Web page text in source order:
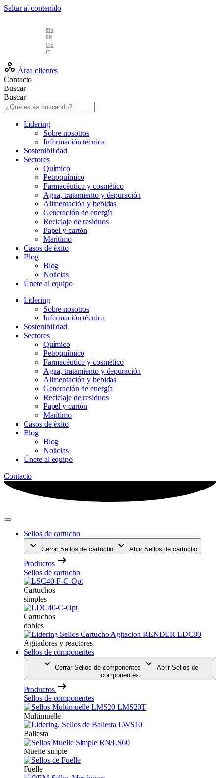
Saltar al contenido
EN
FR
DE
IT
Área clientes
Contacto
Buscar
Buscar
Lidering
Sobre nosotros
Información técnica
Sostenibilidad
Sectores
Químico
Petroquímico
Farmacéutico y cosmético
Agua, tratamiento y depuración
Alimentación y bebidas
Generación de energía
Reciclaje de residuos
Papel y cartón
Marítimo
Casos de éxito
Blog
Blog
Noticias
Únete al equipo
Lidering
Sobre nosotros
Información técnica
Sostenibilidad
Sectores
Químico
Petroquímico
Farmacéutico y cosmético
Agua, tratamiento y depuración
Alimentación y bebidas
Generación de energía
Reciclaje de residuos
Papel y cartón
Marítimo
Casos de éxito
Blog
Blog
Noticias
Únete al equipo
Contacto
Sellos de cartucho
Cerrar Sellos de cartucho Abrir Sellos de cartucho
Productos
Sellos de cartucho
Cartuchos
simples
Cartuchos
dobles
Agitadores y reactores
Sellos de componentes
Cerrar Sellos de componentes
Abrir Sellos de
componentes
Productos
Sellos de componentes
Multimuelle
Ballesta
Muelle simple
Fuelle